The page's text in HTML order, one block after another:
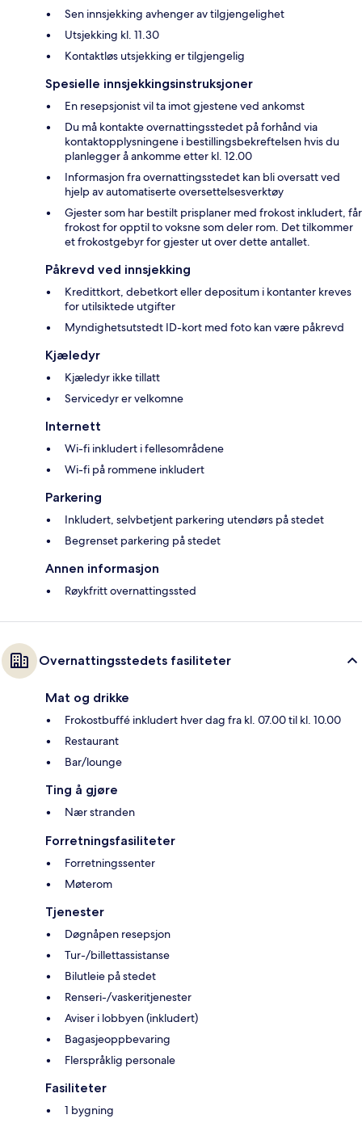
Sen innsjekking avhenger av tilgjengelighet
Utsjekking kl. 11.30
Kontaktløs utsjekking er tilgjengelig
Spesielle innsjekkingsinstruksjoner
En resepsjonist vil ta imot gjestene ved ankomst
Du må kontakte overnattingsstedet på forhånd via
kontaktopplysningene i bestillingsbekreftelsen hvis du
planlegger å ankomme etter kl. 12.00
Informasjon fra overnattingsstedet kan bli oversatt ved
hjelp av automatiserte oversettelsesverktøy
Gjester som har bestilt prisplaner med frokost inkludert, får
frokost for opptil to voksne som deler rom. Det tilkommer
et frokostgebyr for gjester ut over dette antallet.
Påkrevd ved innsjekking
Kredittkort, debetkort eller depositum i kontanter kreves
for utilsiktede utgifter
Myndighetsutstedt ID-kort med foto kan være påkrevd
Kjæledyr
Kjæledyr ikke tillatt
Servicedyr er velkomne
Internett
Wi-fi inkludert i fellesområdene
Wi-fi på rommene inkludert
Parkering
Inkludert, selvbetjent parkering utendørs på stedet
Begrenset parkering på stedet
Annen informasjon
Røykfritt overnattingssted
Overnattingsstedets fasiliteter
Mat og drikke
Frokostbuffé inkludert hver dag fra kl. 07.00 til kl. 10.00
Restaurant
Bar/lounge
Ting å gjøre
Nær stranden
Forretningsfasiliteter
Forretningssenter
Møterom
Tjenester
Døgnåpen resepsjon
Tur-/billettassistanse
Bilutleie på stedet
Renseri-/vaskeritjenester
Aviser i lobbyen (inkludert)
Bagasjeoppbevaring
Flerspråklig personale
Fasiliteter
1 bygning